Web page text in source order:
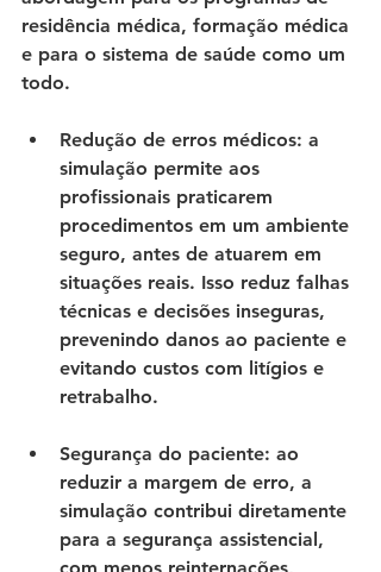
residência médica, formação médica
e para o sistema de saúde como um
todo.
Redução de erros médicos: a
simulação permite aos
profissionais praticarem
procedimentos em um ambiente
seguro, antes de atuarem em
situações reais. Isso reduz falhas
técnicas e decisões inseguras,
prevenindo danos ao paciente e
evitando custos com litígios e
retrabalho.
Segurança do paciente: ao
reduzir a margem de erro, a
simulação contribui diretamente
para a segurança assistencial,
com menos reinternações,